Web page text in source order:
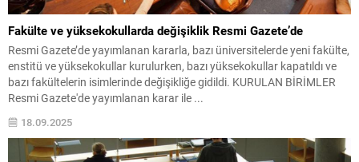
Fakülte ve yüksekokullarda değişiklik Resmi Gazete’de
Resmi Gazete’de yayımlanan kararla, bazı üniversitelerde yeni fakülte,
enstitü ve yüksekokullar kurulurken, bazı yüksekokullar kapatıldı ve
bazı fakültelerin isimlerinde değişikliğe gidildi. KURULAN BİRİMLER
Resmi Gazete'de yayımlanan karar ile ...
18.09.2025